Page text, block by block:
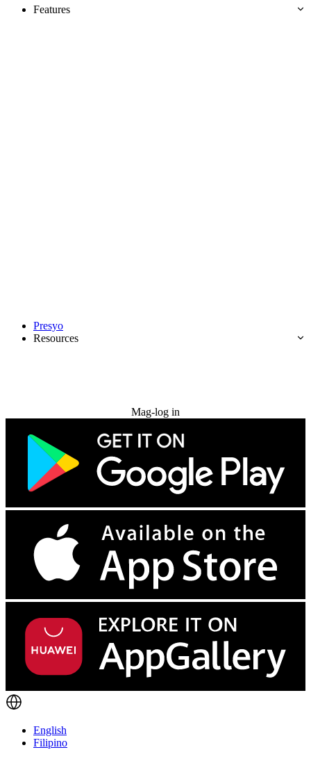
Features
Presyo
Resources
Mag-log in
English
Filipino